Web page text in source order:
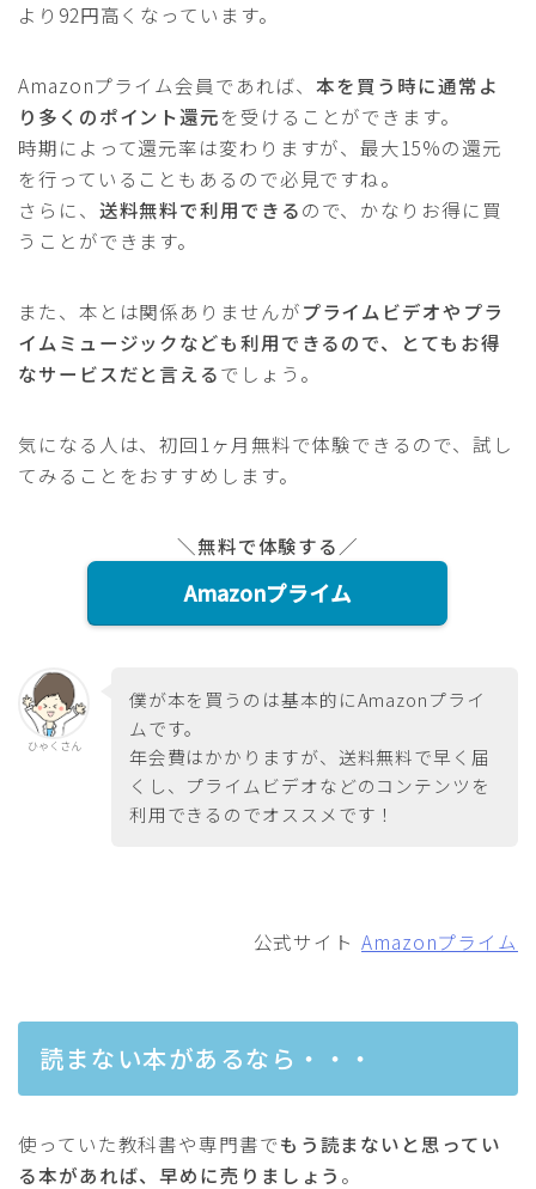
より92円高くなっています。
Amazonプライム会員であれば、本を買う時に通常よ
り多くのポイント還元を受けることができます。
時期によって還元率は変わりますが、最大15%の還元
を行っていることもあるので必見ですね。
さらに、 送料無料で利用できるので、かなりお得に買
うことができます。
また、本とは関係ありませんがプライムビデオやプラ
イムミュージックなども利用できるので、とてもお得
なサービスだと言えるでしょう。
気になる人は、初回1ヶ月無料で体験できるので、試し
てみることをおすすめします。
＼無料で体験する／
Amazonプライム
ひゃくさん
僕が本を買うのは基本的にAmazonプライ
ムです。
年会費はかかりますが、送料無料で早く届
くし、プライムビデオなどのコンテンツを
利用できるのでオススメです！
公式サイト Amazonプライム
読まない本があるなら・・・
使っていた教科書や専門書でもう読まないと思ってい
る本があれば、早めに売りましょう 。